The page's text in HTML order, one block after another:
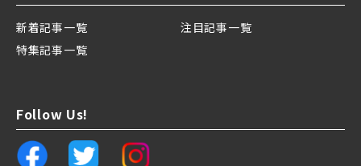
新着記事一覧
注目記事一覧
特集記事一覧
Follow Us!